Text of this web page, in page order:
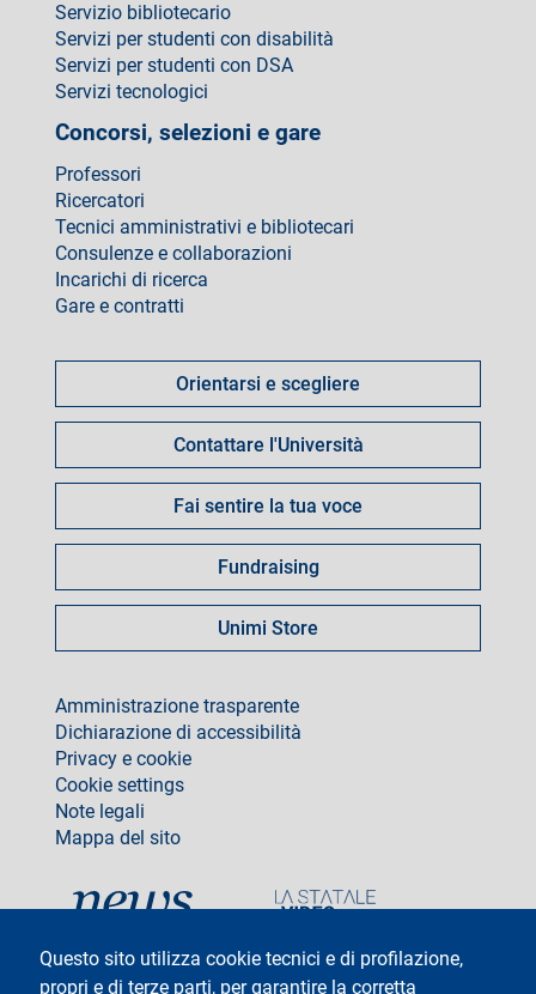
Questo sito utilizza cookie tecnici e di profilazione,
propri e di terze parti, per garantire la corretta
Servizio bibliotecario
Servizi per studenti con disabilità
Servizi per studenti con DSA
Servizi tecnologici
Concorsi, selezioni e gare
Professori
Ricercatori
Tecnici amministrativi e bibliotecari
Consulenze e collaborazioni
Incarichi di ricerca
Gare e contratti
fare
Orientarsi e scegliere
Contattare l'Università
Fai sentire la tua voce
Fundraising
Unimi Store
footer
Amministrazione trasparente
Dichiarazione di accessibilità
Privacy e cookie
Cookie settings
Note legali
Mappa del sito
social